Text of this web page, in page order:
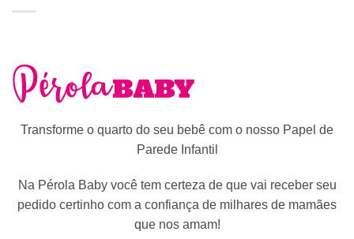
Transforme o quarto do seu bebê com o nosso Papel de
Parede Infantil
Na Pérola Baby você tem certeza de que vai receber seu
pedido certinho com a confiança de milhares de mamães
que nos amam!